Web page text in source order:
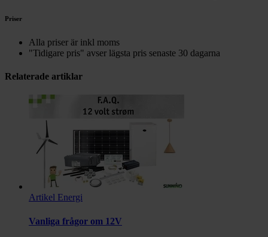
Priser
Alla priser är inkl moms
"Tidigare pris" avser lägsta pris senaste 30 dagarna
Relaterade artiklar
Artikel Energi
Vanliga frågor om 12V